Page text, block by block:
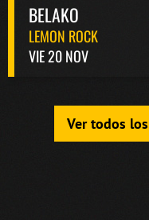
BELAKO
LEMON ROCK
VIE 20 NOV
Ver todos